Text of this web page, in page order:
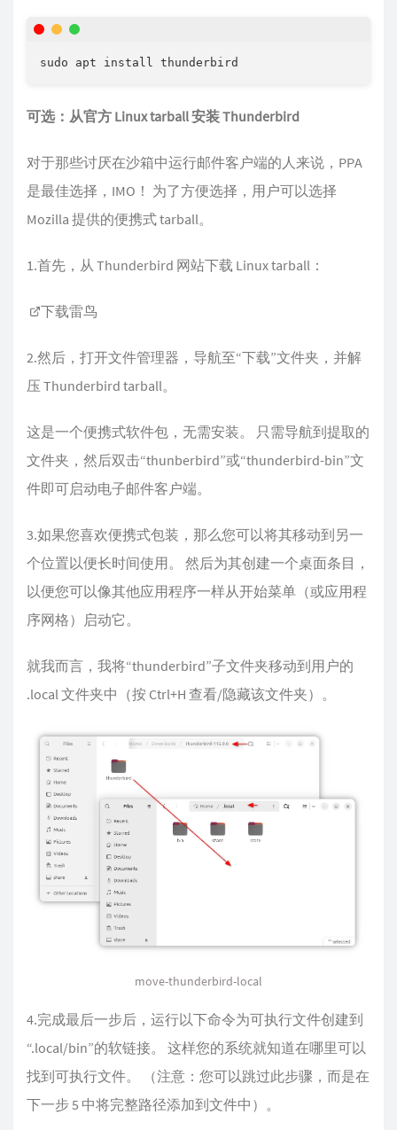
可选：从官方 Linux tarball 安装 Thunderbird
对于那些讨厌在沙箱中运行邮件客户端的人来说，PPA
是最佳选择，IMO！ 为了方便选择，用户可以选择
Mozilla 提供的便携式 tarball。
1.首先，从 Thunderbird 网站下载 Linux tarball：
下载雷鸟
2.然后，打开文件管理器，导航至“下载”文件夹，并解
压 Thunderbird tarball。
这是一个便携式软件包，无需安装。 只需导航到提取的
文件夹，然后双击“thunberbird”或“thunderbird-bin”文
件即可启动电子邮件客户端。
3.如果您喜欢便携式包装，那么您可以将其移动到另一
个位置以便长时间使用。 然后为其创建一个桌面条目，
以便您可以像其他应用程序一样从开始菜单（或应用程
序网格）启动它。
就我而言，我将“thunderbird”子文件夹移动到用户的
.local 文件夹中（按 Ctrl+H 查看/隐藏该文件夹）。
move-thunderbird-local
4.完成最后一步后，运行以下命令为可执行文件创建到
“.local/bin”的软链接。 这样您的系统就知道在哪里可以
找到可执行文件。 （注意：您可以跳过此步骤，而是在
下一步 5 中将完整路径添加到文件中）。